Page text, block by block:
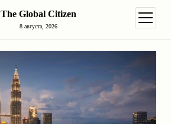
The Global Citizen
8 августа, 2026